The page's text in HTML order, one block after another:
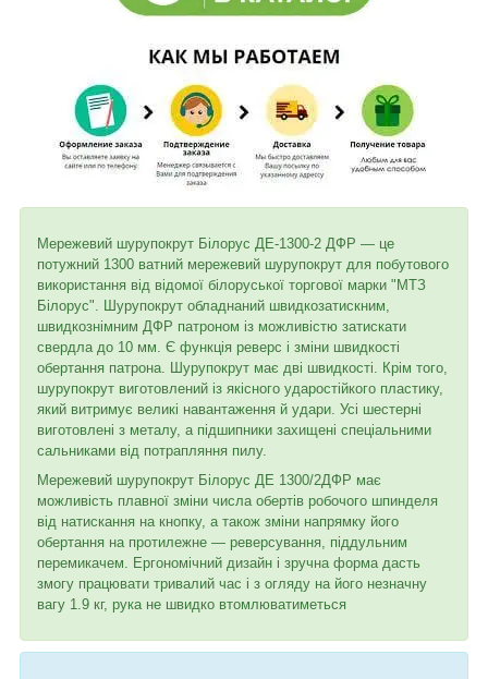
Мережевий шурупокрут Білорус ДЕ-1300-2 ДФР — це
потужний 1300 ватний мережевий шурупокрут для побутового
використання від відомої білоруської торгової марки "МТЗ
Білорус". Шурупокрут обладнаний швидкозатискним,
швидкознімним ДФР патроном із можливістю затискати
свердла до 10 мм. Є функція реверс і зміни швидкості
обертання патрона. Шурупокрут має дві швидкості. Крім того,
шурупокрут виготовлений із якісного ударостійкого пластику,
який витримує великі навантаження й удари. Усі шестерні
виготовлені з металу, а підшипники захищені спеціальними
сальниками від потрапляння пилу.
Мережевий шурупокрут Білорус ДЕ 1300/2ДФР має
можливість плавної зміни числа обертів робочого шпинделя
від натискання на кнопку, а також зміни напрямку його
обертання на протилежне — реверсування, піддульним
перемикачем. Ергономічний дизайн і зручна форма дасть
змогу працювати тривалий час і з огляду на його незначну
вагу 1.9 кг, рука не швидко втомлюватиметься